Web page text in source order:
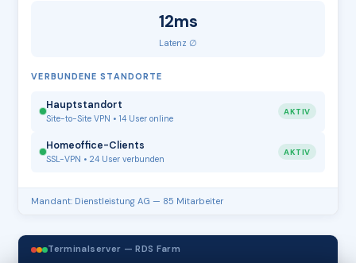
12ms
Latenz ∅
VERBUNDENE STANDORTE
Hauptstandort
Site-to-Site VPN • 14 User online
AKTIV
Homeoffice-Clients
SSL-VPN • 24 User verbunden
AKTIV
Mandant: Dienstleistung AG — 85 Mitarbeiter
Terminalserver — RDS Farm